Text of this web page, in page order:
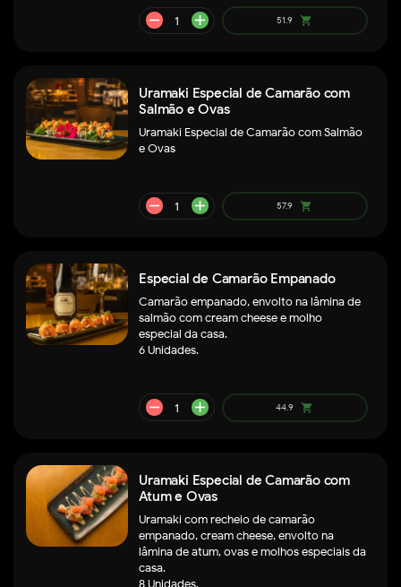
remove add
Uramaki Especial de Camarão com
Salmão e Ovas
Uramaki Especial de Camarão com Salmão
e Ovas
Especial de Camarão Empanado
Camarão empanado, envolto na lâmina de
salmão com cream cheese e molho
especial da casa.
6 Unidades.
Uramaki Especial de Camarão com
Atum e Ovas
Uramaki com recheio de camarão
empanado, cream cheese, envolto na
lâmina de atum, ovas e molhos especiais da
casa.
8 Unidades.